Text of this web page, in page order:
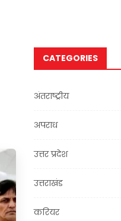
CATEGORIES
अंतराष्ट्रीय
अपराध
उत्तर प्रदेश
उत्तराखंड
करियर